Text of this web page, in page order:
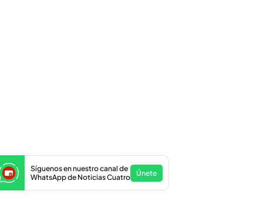
Síguenos en nuestro canal de
WhatsApp de Noticias Cuatro
Únete